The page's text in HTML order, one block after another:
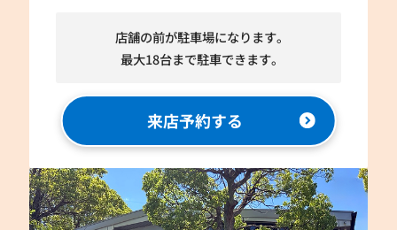
店舗の前が駐車場になります。
最大18台まで駐車できます。
来店予約する